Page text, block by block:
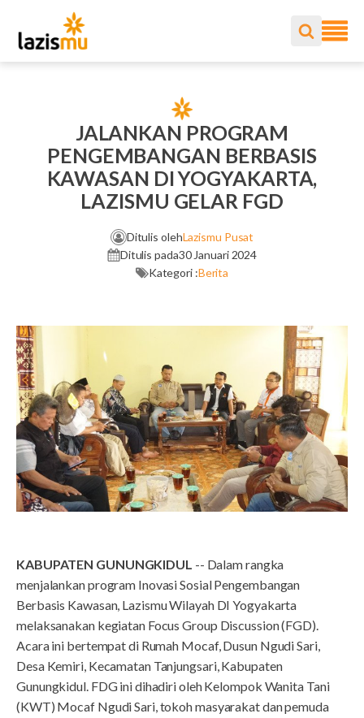
JALANKAN PROGRAM
PENGEMBANGAN BERBASIS
KAWASAN DI YOGYAKARTA,
LAZISMU GELAR FGD
Ditulis olehLazismu Pusat
Ditulis pada30 Januari 2024
Kategori :Berita
KABUPATEN GUNUNGKIDUL -- Dalam rangka
menjalankan program Inovasi Sosial Pengembangan
Berbasis Kawasan, Lazismu Wilayah DI Yogyakarta
melaksanakan kegiatan Focus Group Discussion (FGD).
Acara ini bertempat di Rumah Mocaf, Dusun Ngudi Sari,
Desa Kemiri, Kecamatan Tanjungsari, Kabupaten
Gunungkidul. FDG ini dihadiri oleh Kelompok Wanita Tani
(KWT) Mocaf Ngudi Sari, tokoh masyarakat dan pemuda